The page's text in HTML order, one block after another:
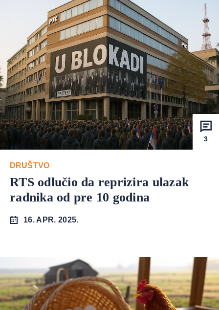
3
DRUŠTVO
RTS odlučio da reprizira ulazak
radnika od pre 10 godina
16. APR. 2025.